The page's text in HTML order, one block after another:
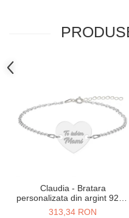
Claudia - Bratara
personalizata din argint 925 -
Inimioara
313,34 RON